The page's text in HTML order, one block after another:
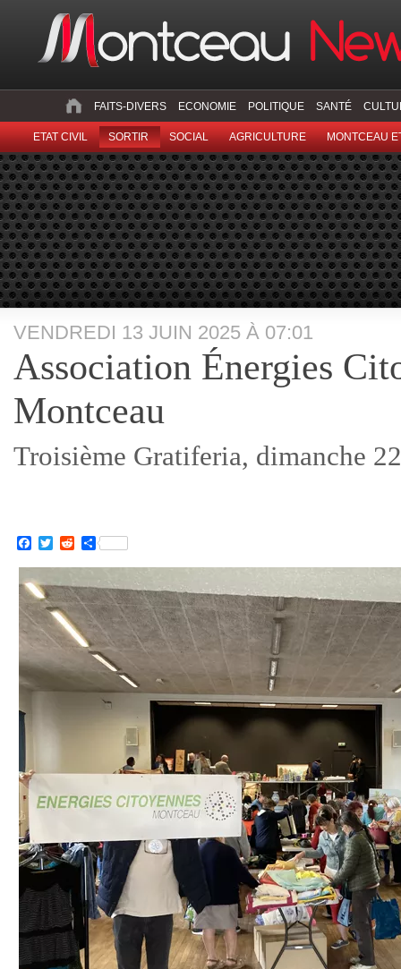
FAITS-DIVERS ECONOMIE POLITIQUE SANTÉ
ETAT CIVIL SORTIR SOCIAL AGRICULTURE MONTCEAU
VENDREDI 13 JUIN 2025 À 07:01
Association Énergies
Montceau
Troisième Gratiferia, dimanche
Facebook
TwitterRedditPartager